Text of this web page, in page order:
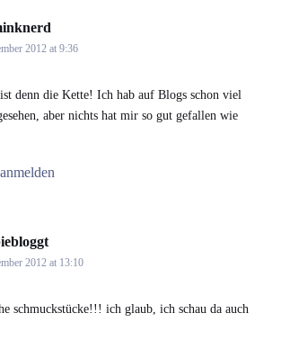
2012 at 9:36
denn die Kette! Ich hab auf Blogs schon viel
aber nichts hat mir so gut gefallen wie
2012 at 13:10
schmuckstücke!!! ich glaub, ich schau da auch